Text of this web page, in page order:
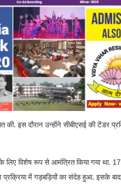
इस दौरान उन्होंने सीबीएसई की टेंडर
विशेष रूप से आमंत्रित किया गया था. 17
प्रक्रिया में गड़बड़ियों का संदेह हुआ. इसके